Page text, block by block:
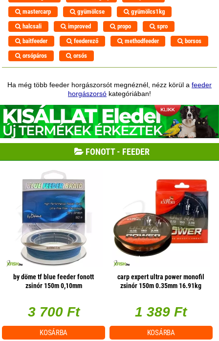
mastercarp
gyümölcse
gyümölcs1kg
halcsali
improved propo
spro
baitfeeder
feederező methodfeeder
borsos
orsópáros
orsós
Ha még több feeder horgászorsót megnéznél, nézz körül a feeder
horgászorsó kategóriában!
FONOTT - FEEDER
by döme tf blue feeder fonott
zsinór 150m 0,10mm
3 700 Ft
KOSÁRBA
carp expert ultra power monofil
zsinór 150m 0.35mm 16.91kg
1 389 Ft
KOSÁRBA